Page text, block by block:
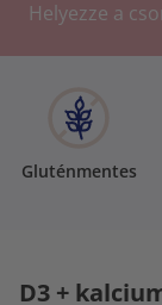
Helyezze a
Gluténmentes
D3 +